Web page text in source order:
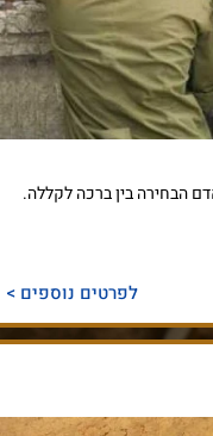
הבחירה בין ברכה לקללה.
לפרטים נוספים >